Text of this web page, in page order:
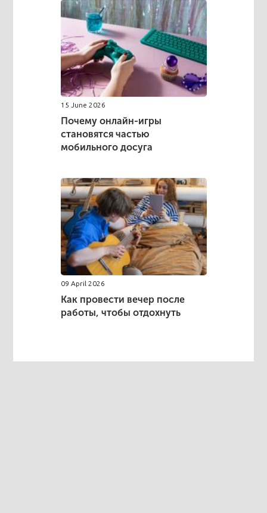
15 June 2026
Почему онлайн-игры
становятся частью
мобильного досуга
09 April 2026
Как провести вечер после
работы, чтобы отдохнуть